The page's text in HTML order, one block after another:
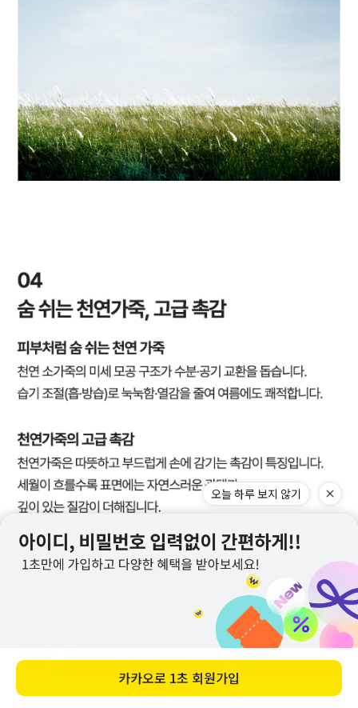
메뉴 홈 찜 장바구니 앱다운 마이
오늘 하루 보지 않기
카카오로 1초 회원가입